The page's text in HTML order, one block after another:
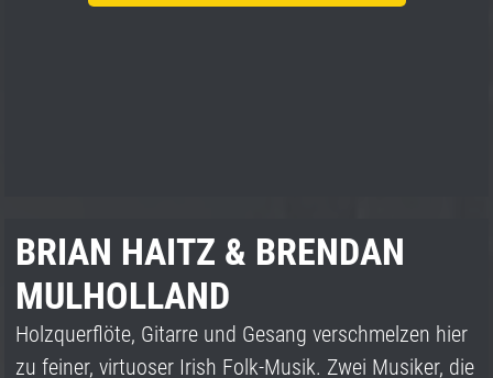
BRIAN HAITZ & BRENDAN
MULHOLLAND
Holzquerflöte, Gitarre und Gesang verschmelzen hier
zu feiner, virtuoser Irish Folk-Musik. Zwei Musiker, die